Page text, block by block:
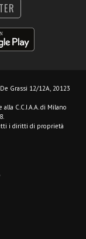
Grassi 12/12A, 20123
alla C.C.I.A.A. di Milano
i diritti di proprietà